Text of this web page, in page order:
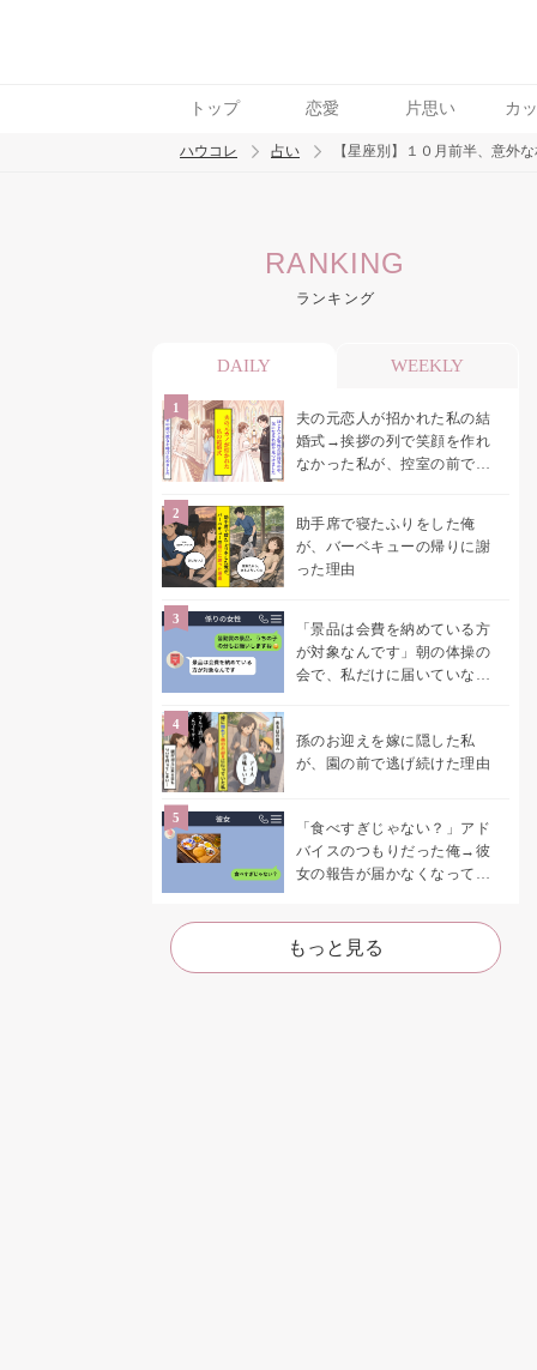
トップ 恋愛 片思い カ
トレンド ワード
ハウコレ 占い 【星座別】１０月前半、意外
RANKING
ランキング
DAILY WEEKLY
夫の元恋人が招かれた私の結
婚式→挨拶の列で笑顔を作れ
なかった私が、控室の前で彼
助手席で寝たふりをした俺
が、バーベキューの帰りに謝
った理由
「景品は会費を納めている方
が対象なんです」朝の体操の
会で、私だけに届いていなか
孫のお迎えを嫁に隠した私
が、園の前で逃げ続けた理由
「食べすぎじゃない？」アド
バイスのつもりだった俺→彼
女の報告が届かなくなって、
た
もっと見る